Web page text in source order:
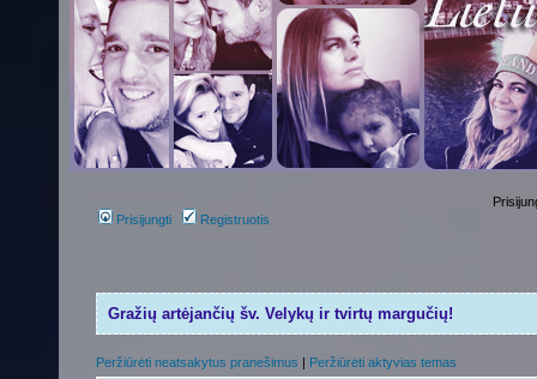
Prisijungti Registruotis
Gražių artėjančių šv. Velykų ir tvirtų margučių!
Peržiūrėti neatsakytus pranešimus | Peržiūrėti aktyvias temas